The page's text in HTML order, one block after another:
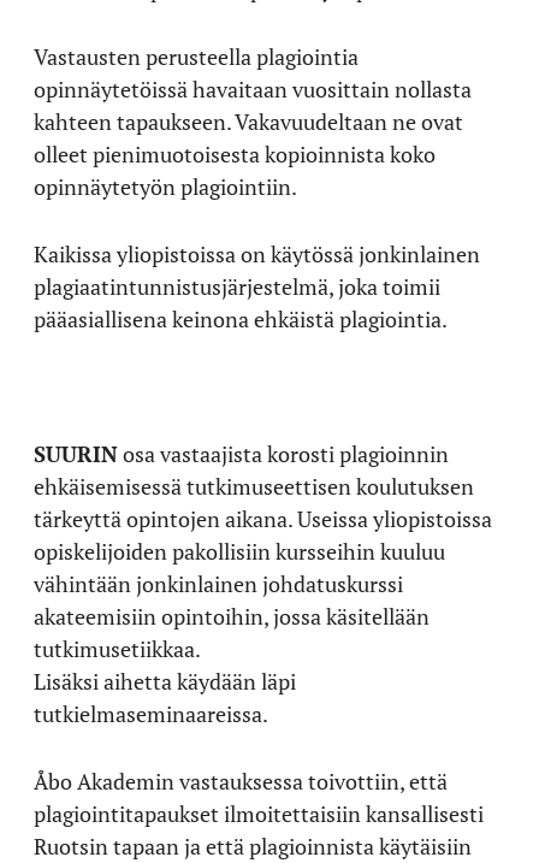
Vastausten perusteella plagiointia
opinnäytetöissä havaitaan vuosittain nollasta
kahteen tapaukseen. Vakavuudeltaan ne ovat
olleet pienimuotoisesta kopioinnista koko
opinnäytetyön plagiointiin.
Kaikissa yliopistoissa on käytössä jonkinlainen
plagiaatintunnistusjärjestelmä, joka toimii
pääasiallisena keinona ehkäistä plagiointia.
SUURINosa vastaajista korosti plagioinnin
ehkäisemisessä tutkimuseettisen koulutuksen
tärkeyttä opintojen aikana. Useissa yliopistoissa
opiskelijoiden pakollisiin kursseihin kuuluu
vähintään jonkinlainen johdatuskurssi
akateemisiin opintoihin, jossa käsitellään
tutkimusetiikkaa.
Lisäksi aihetta käydään läpi
tutkielmaseminaareissa.
Åbo Akademin vastauksessa toivottiin, että
plagiointitapaukset ilmoitettaisiin kansallisesti
Ruotsin tapaan ja että plagioinnista käytäisiin